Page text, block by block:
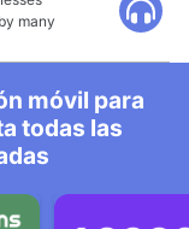
many
móvil para
todas las